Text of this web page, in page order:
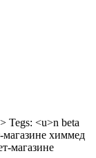
Tegs: <u>n beta
магазине химмед
магазине